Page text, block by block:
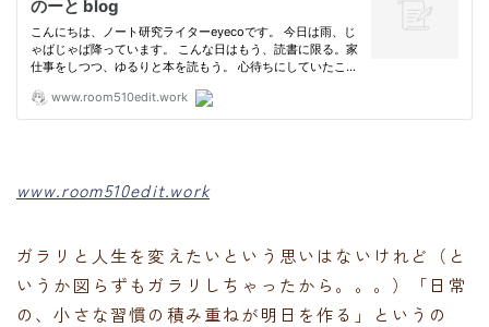
www.room510edit.work
ガラリと人生を変えたいという思いはないけれど（と
いうか図らずもガラリしちゃったから。。。）「日常
の、小さな習慣の積み重ねが明日を作る」というの